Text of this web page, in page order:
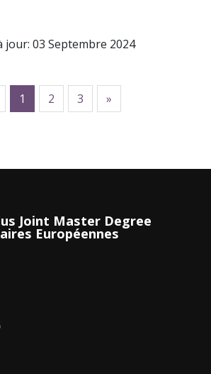
jour: 03 Septembre 2024
1 2 3 »
Joint Master Degree
Européennes